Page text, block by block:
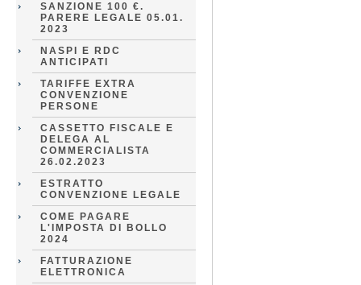
SANZIONE 100 €.
PARERE LEGALE 05.01.
2023
NASPI E RDC
ANTICIPATI
TARIFFE EXTRA
CONVENZIONE
PERSONE
CASSETTO FISCALE E
DELEGA AL
COMMERCIALISTA
26.02.2023
ESTRATTO
CONVENZIONE LEGALE
COME PAGARE
L'IMPOSTA DI BOLLO
2024
FATTURAZIONE
ELETTRONICA